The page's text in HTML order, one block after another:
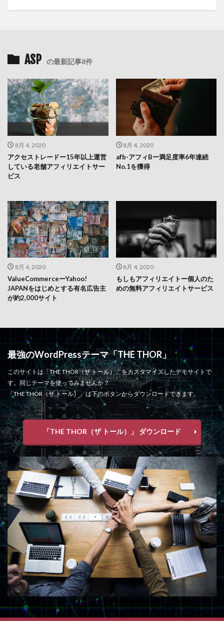
ASP の最新記事8件
8月 4, 2020
アクセストレードー15年以上運営
している老舗アフィリエイトサー
ビス
8月 4, 2020
afb-アフィBー満足度率6年連続
No.1を獲得
8月 4, 2020
ValueCommerceーYahoo!
JAPANをはじめとする有名広告主
が約2,000サイト
8月 4, 2020
もしもアフィリエイトー個人のた
めの無料アフィリエイトサービス
最強のWordPressテーマ「THE THOR」
このサイトは「THE THOR（ザ トール）」をカスタマイズしたデモサイトで
す。同じテーマを使ってみませんか？
「THE THOR（ザ トール）」は下のボタンからダウンロードできます。
「THE THOR（ザ トール）」 ダウンロード